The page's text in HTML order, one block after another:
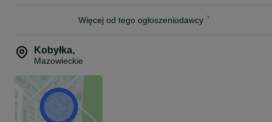
Więcej od tego ogłoszeniodawcy
Kobyłka,
Mazowieckie